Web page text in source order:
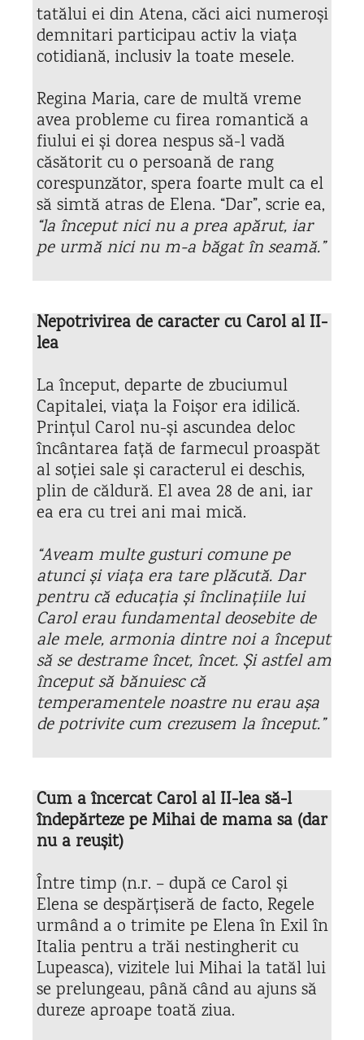
tatălui ei din Atena, căci aici numeroși
demnitari participau activ la viața
cotidiană, inclusiv la toate mesele.
Regina Maria, care de multă vreme
avea probleme cu firea romantică a
fiului ei și dorea nespus să-l vadă
căsătorit cu o persoană de rang
corespunzător, spera foarte mult ca el
să simtă atras de Elena. “Dar”, scrie ea,
“la început nici nu a prea apărut, iar
pe urmă nici nu m-a băgat în seamă.”
Nepotrivirea de caracter cu Carol al II-
lea
La început, departe de zbuciumul
Capitalei, viața la Foișor era idilică.
Prințul Carol nu-și ascundea deloc
încântarea față de farmecul proaspăt
al soției sale și caracterul ei deschis,
plin de căldură. El avea 28 de ani, iar
ea era cu trei ani mai mică.
“Aveam multe gusturi comune pe
atunci și viața era tare plăcută. Dar
pentru că educația și înclinațiile lui
Carol erau fundamental deosebite de
ale mele, armonia dintre noi a început
să se destrame încet, încet. Și astfel am
început să bănuiesc că
temperamentele noastre nu erau așa
de potrivite cum crezusem la început.”
Cum a încercat Carol al II-lea să-l
îndepărteze pe Mihai de mama sa (dar
nu a reușit)
Între timp (n.r. – după ce Carol și
Elena se despărțiseră de facto, Regele
urmând a o trimite pe Elena în Exil în
Italia pentru a trăi nestingherit cu
Lupeasca), vizitele lui Mihai la tatăl lui
se prelungeau, până când au ajuns să
dureze aproape toată ziua.